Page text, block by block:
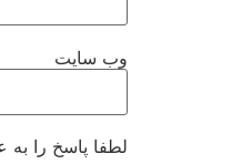
وب‌ سایت
لطفا پاسخ را به